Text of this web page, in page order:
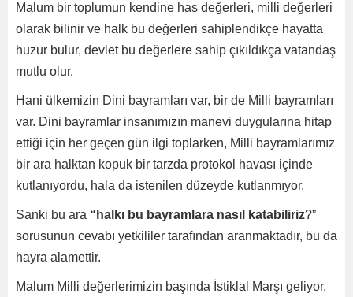
Malum bir toplumun kendine has değerleri, milli değerleri
olarak bilinir ve halk bu değerleri sahiplendikçe hayatta
huzur bulur, devlet bu değerlere sahip çıkıldıkça vatandaş
mutlu olur.
Hani ülkemizin Dini bayramları var, bir de Milli bayramları
var. Dini bayramlar insanımızın manevi duygularına hitap
ettiği için her geçen gün ilgi toplarken, Milli bayramlarımız
bir ara halktan kopuk bir tarzda protokol havası içinde
kutlanıyordu, hala da istenilen düzeyde kutlanmıyor.
Sanki bu ara “halkı bu bayramlara nasıl katabiliriz?”
sorusunun cevabı yetkililer tarafından aranmaktadır, bu da
hayra alamettir.
Malum Milli değerlerimizin başında İstiklal Marşı geliyor.